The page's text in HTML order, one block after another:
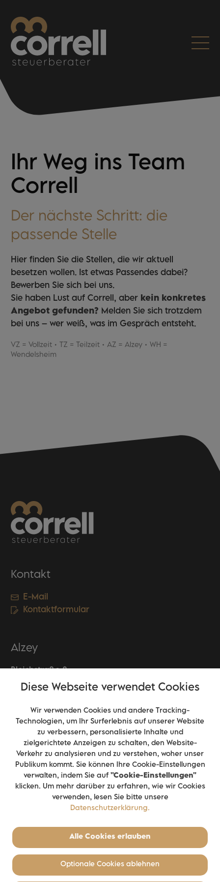
Ihr Weg ins Team
Correll
Der nächste Schritt: die
passende Stelle
Hier finden Sie die Stellen, die wir aktuell
besetzen wollen. Ist etwas Passendes dabei?
Bewerben Sie sich bei uns.
Sie haben Lust auf Correll, aber kein konkretes
Angebot gefunden? Melden Sie sich trotzdem
bei uns – wer weiß, was im Gespräch entsteht.
VZ = Vollzeit • TZ = Teilzeit • AZ = Alzey • WH =
Wendelsheim
Kontakt
E-Mail
Kontaktformular
Alzey
Bleichstraße 8
55232 Alzey
Fax: 06731 999 79 64
Wendelsheim
55234 Wendelsheim
06734 83 57
Fax: 06734 69 12
© 2026 Correll Steuerberater • Alle Rechte
vorbehalten •
Datenschutzerklärung
Diese Webseite verwendet Cookies
Wir verwenden Cookies und andere Tracking-
Technologien, um Ihr Surferlebnis auf unserer Website
zu verbessern, personalisierte Inhalte und
zielgerichtete Anzeigen zu schalten, den Website-
Verkehr zu analysieren und zu verstehen, woher unser
Publikum kommt. Sie können Ihre Cookie-Einstellungen
verwalten, indem Sie auf "Cookie-Einstellungen"
klicken. Um mehr darüber zu erfahren, wie wir Cookies
verwenden, lesen Sie bitte unsere
Datenschutzerklärung.
Alle Cookies erlauben
Optionale Cookies ablehnen